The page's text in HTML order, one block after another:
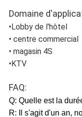
Domaine
•Lobby de l'hôtel
• centre commercial
• magasin 4S
•KTV
FAQ:
Q: Quelle est la
R: Il s'agit d'un an,